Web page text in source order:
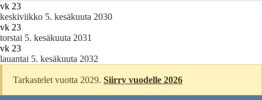
vk 23
keskiviikko 5. kesäkuuta 2030
vk 23
torstai 5. kesäkuuta 2031
vk 23
lauantai 5. kesäkuuta 2032
Tarkastelet vuotta 2029.Siirry vuodelle 2026